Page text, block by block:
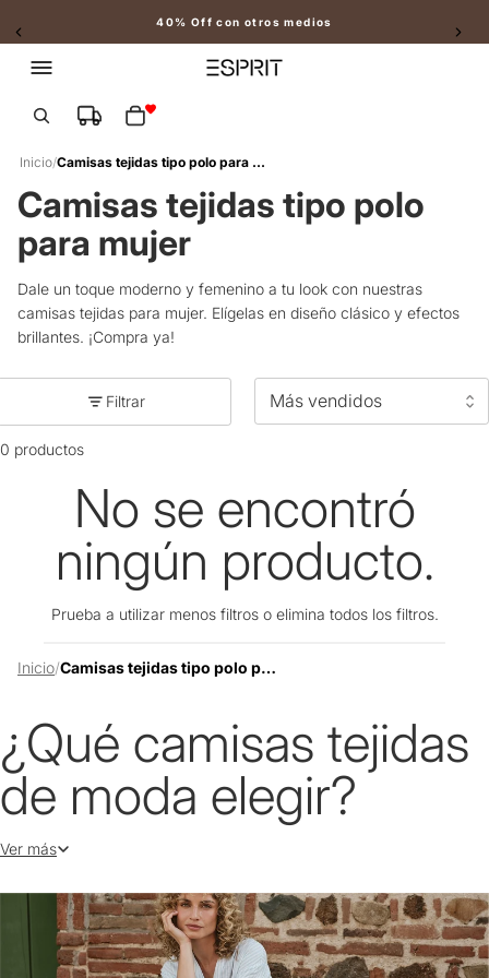
40% Off con otros medios
Slide 2 of 2
Inicio/ Camisas tejidas tipo polo para mujer
Camisas tejidas tipo polo
para mujer
Dale un toque moderno y femenino a tu look con nuestras
camisas tejidas para mujer. Elígelas en diseño clásico y efectos
brillantes. ¡Compra ya!
Filtrar
0 productos
No se encontró
ningún producto.
Prueba a utilizar menos filtros o elimina todos los filtros.
Inicio/ Camisas tejidas tipo polo para mujer
¿Qué camisas tejidas
de moda elegir?
tejidas tipo polo para mujer, prendas que encuentran el equilibrio
perfecto entre el verdadero estilo y la comodidad, gracias a que
están confeccionadas con fibras y texturas suaves.
Ver más